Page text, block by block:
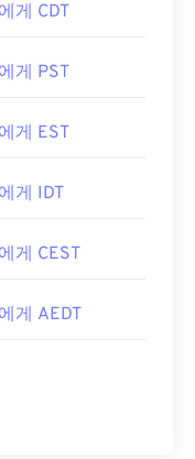
게 CDT
게 PST
게 EST
게 IDT
게 CEST
게 AEDT